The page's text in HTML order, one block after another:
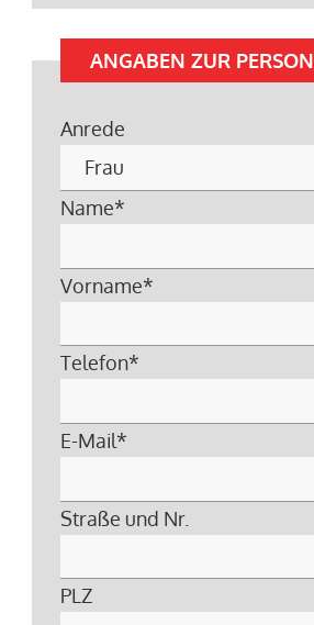
ANGABEN ZUR PERSON
Anrede
Name*
Vorname*
Telefon*
E-Mail*
Straße und Nr.
PLZ